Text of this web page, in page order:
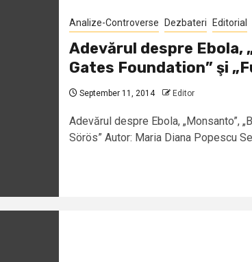
Analize-Controverse Dezbateri Editorial
Adevărul despre Ebola,
Gates Foundation” şi
September 11, 2014 Editor
Adevărul despre Ebola, „Monsanto”,
Sörös” Autor: Maria Diana Popescu